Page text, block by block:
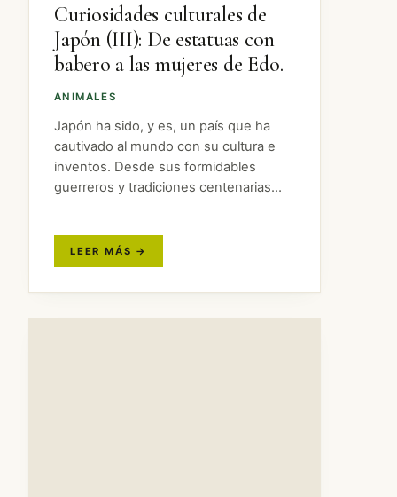
ANIMALES
Curiosidades culturales de
Japón (III): De estatuas con
babero a las mujeres de Edo.
Japón ha sido, y es, un país que ha
cautivado al mundo con su cultura e
inventos. Desde sus formidables
guerreros y tradiciones centenarias
más que…